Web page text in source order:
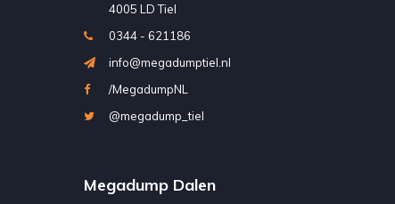
4005 LD Tiel
0344 - 621186
info@megadumptiel.nl
/MegadumpNL
@megadump_tiel
Megadump Dalen